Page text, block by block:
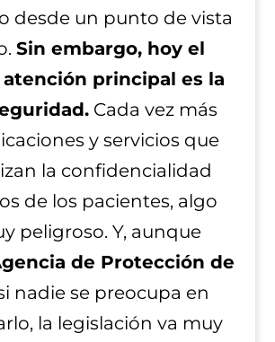
desde un punto de vista
Sin embargo, hoy el
principal es la
Cada vez más
y servicios que
la confidencialidad
de los pacientes, algo
peligroso. Y, aunque
de Protección de
nadie se preocupa en
la legislación va muy